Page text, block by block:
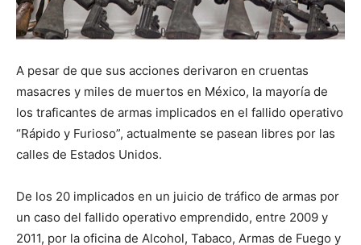
A pesar de que sus acciones derivaron en cruentas
masacres y miles de muertos en México, la mayoría de
los traficantes de armas implicados en el fallido operativo
“Rápido y Furioso”, actualmente se pasean libres por las
calles de Estados Unidos.
De los 20 implicados en un juicio de tráfico de armas por
un caso del fallido operativo emprendido, entre 2009 y
2011, por la oficina de Alcohol, Tabaco, Armas de Fuego y